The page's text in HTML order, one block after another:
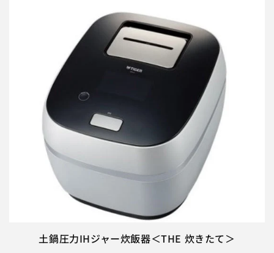
土鍋圧力IHジャー炊飯器＜THE 炊きたて＞